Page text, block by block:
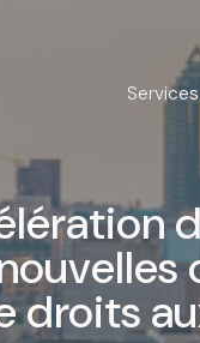
Services
Droit de
Droit de
Droit des
Droit
Droit
Services
droits